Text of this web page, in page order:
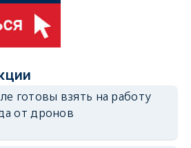
готовы взять на работу
от дронов